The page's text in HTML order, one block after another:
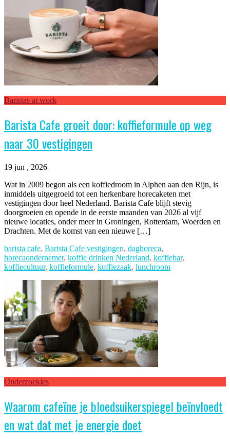
Baristas at work
Barista Cafe groeit door: koffieformule op weg
naar 30 vestigingen
19 jun , 2026
Wat in 2009 begon als een koffiedroom in Alphen aan den Rijn, is
inmiddels uitgegroeid tot een herkenbare horecaketen met
vestigingen door heel Nederland. Barista Cafe blijft stevig
doorgroeien en opende in de eerste maanden van 2026 al vijf
nieuwe locaties, onder meer in Groningen, Rotterdam, Woerden en
Drachten. Met de komst van een nieuwe […]
barista cafe, Barista Cafe vestigingen, daghoreca,
horecaondernemer, koffie drinken Nederland, koffiebar,
koffiecultuur, koffieformule, koffiezaak, lunchroom
Onderzoekjes
Waarom cafeïne je bloedsuikerspiegel beïnvloedt
en wat dat met je energie doet